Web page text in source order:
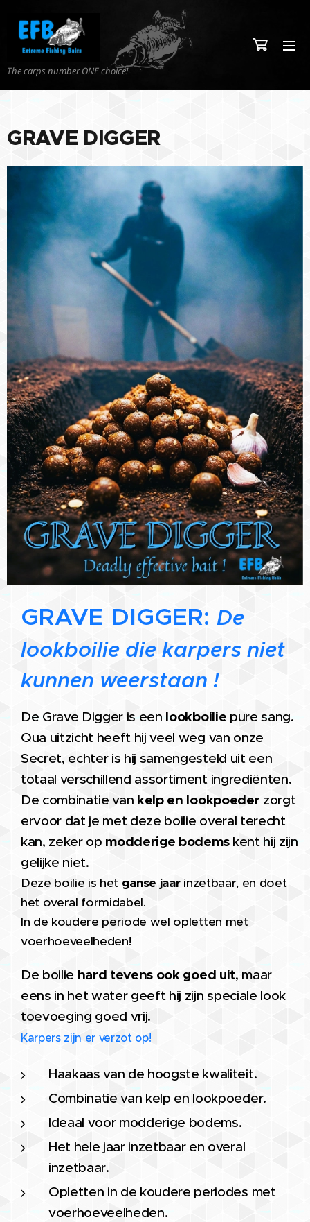
The carps number ONE choice!
GRAVE DIGGER
GRAVE DIGGER: De
lookboilie die karpers niet
kunnen weerstaan !
De Grave Digger is een lookboilie pure sang.
Qua uitzicht heeft hij veel weg van onze
Secret, echter is hij samengesteld uit een
totaal verschillend assortiment ingrediënten.
De combinatie van kelp en lookpoeder zorgt
ervoor dat je met deze boilie overal terecht
kan, zeker op modderige bodemskent hij zijn
gelijke niet.
Deze boilie is het ganse jaarinzetbaar, en doet
het overal formidabel.
In de koudere periode wel opletten met
voerhoeveelheden!
De boilie hard tevens ook goed uit, maar
eens in het water geeft hij zijn speciale look
toevoeging goed vrij.
Karpers zijn er verzot op!
Haakaas van de hoogste kwaliteit.
Combinatie van kelp en lookpoeder.
Ideaal voor modderige bodems.
Het hele jaar inzetbaar en overal
inzetbaar.
Opletten in de koudere periodes met
voerhoeveelheden.